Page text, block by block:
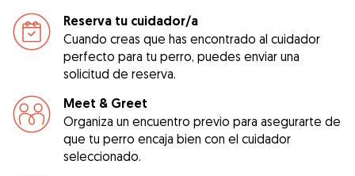
Reserva tu cuidador/a
Cuando creas que has encontrado al cuidador
perfecto para tu perro, puedes enviar una
solicitud de reserva.
Meet & Greet
Organiza un encuentro previo para asegurarte de
que tu perro encaja bien con el cuidador
seleccionado.